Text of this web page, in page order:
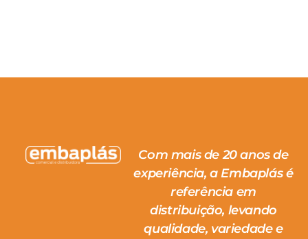
Com mais de 20 anos de
experiência, a Embaplás é
referência em
distribuição, levando
qualidade, variedade e